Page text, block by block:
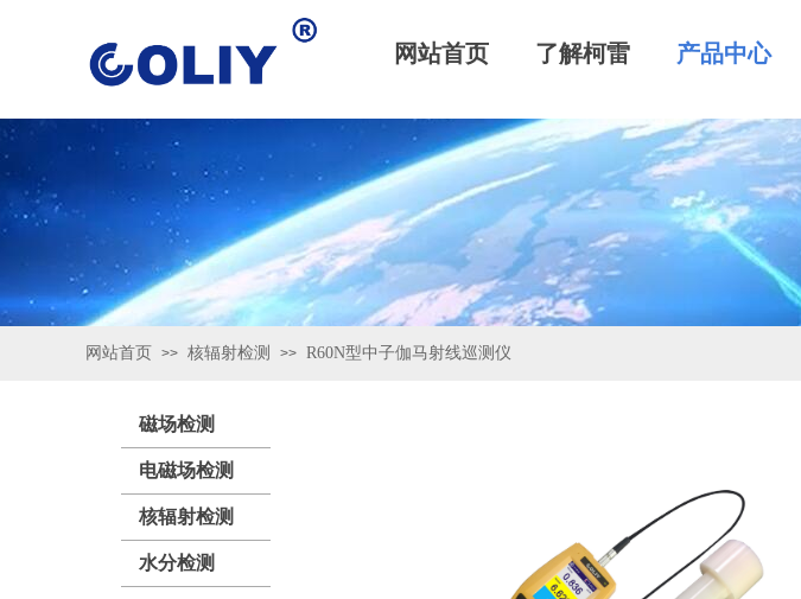
网站首页 了解柯雷 产品中心
网站首页 >> 核辐射检测 >> R60N型中子伽马射线巡测仪
磁场检测
电磁场检测
核辐射检测
水分检测